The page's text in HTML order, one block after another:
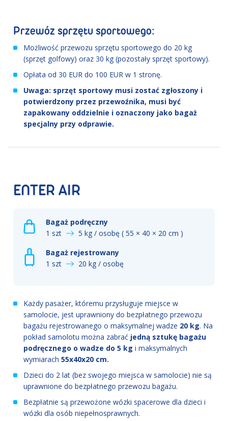
Przewóz sprzętu sportowego:
Możliwość przewozu sprzętu sportowego do 20 kg
(sprzęt golfowy) oraz 30 kg (pozostały sprzęt sportowy).
Opłata od 30 EUR do 100 EUR w 1 stronę.
Uwaga: sprzęt sportowy musi zostać zgłoszony i
potwierdzony przez przewoźnika, musi być
zapakowany oddzielnie i oznaczony jako bagaż
specjalny przy odprawie.
ENTER AIR
Bagaż podręczny
1 szt
5 kg / osobę ( 55 × 40 × 20 cm )
Bagaż rejestrowany
1 szt
20 kg / osobę
Każdy pasażer, któremu przysługuje miejsce w
samolocie, jest uprawniony do bezpłatnego przewozu
bagażu rejestrowanego o maksymalnej wadze 20 kg. Na
pokład samolotu można zabrać jedną sztukę bagażu
podręcznego o wadze do 5 kg i maksymalnych
wymiarach 55x40x20 cm.
Dzieci do 2 lat (bez swojego miejsca w samolocie) nie są
uprawnione do bezpłatnego przewozu bagażu.
Bezpłatnie są przewożone wózki spacerowe dla dzieci i
wózki dla osób niepełnosprawnych.